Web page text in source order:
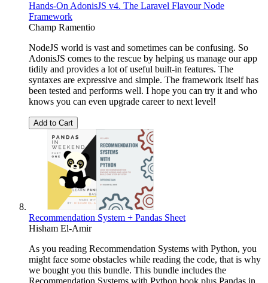
Hands-On AdonisJS v4. The Laravel Flavour Node
Framework
Champ Ramentio
NodeJS world is vast and sometimes can be confusing. So
AdonisJS comes to the rescue by helping us manage our app
tidily and provides a lot of useful built-in features. The
syntaxes are expressive and simple. The framework itself has
been tested and performs well. I hope you can try it and who
knows you can even upgrade career to next level!
Add to Cart
Recommendation System + Pandas Sheet
Hisham El-Amir
As you reading Recommendation Systems with Python, you
might face some obstacles while reading the code, that is why
we bought you this bundle. This bundle includes the